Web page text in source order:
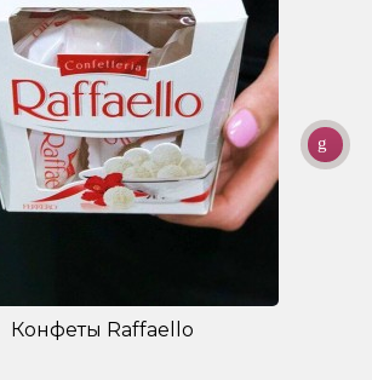
Конфеты Raffaello